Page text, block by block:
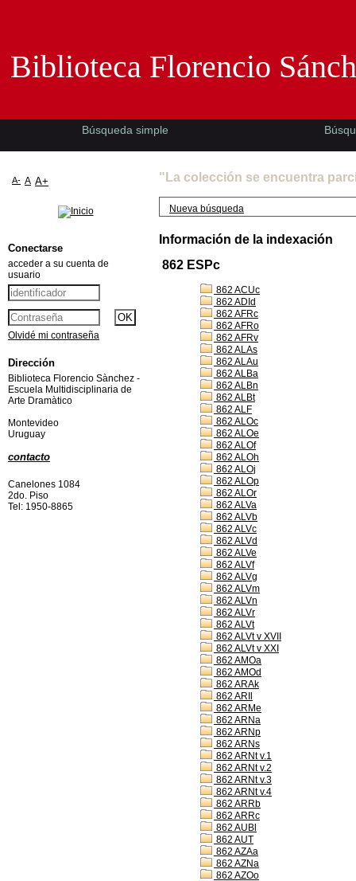
"La colección se encuentra
Nueva búsqueda
Información de la indexación
862 ESPc
862 ACUc
862 ADId
862 AFRc
862 AFRo
862 AFRv
862 ALAs
862 ALAu
862 ALBa
862 ALBn
862 ALBt
862 ALF
862 ALOc
862 ALOe
862 ALOf
862 ALOh
862 ALOj
862 ALOp
862 ALOr
862 ALVa
862 ALVb
862 ALVc
862 ALVd
862 ALVe
862 ALVf
862 ALVg
862 ALVm
862 ALVn
862 ALVr
862 ALVt
862 ALVt v XVII
862 ALVt v XXI
862 AMOa
862 AMOd
862 ARAk
862 ARIl
862 ARMe
862 ARNa
862 ARNp
862 ARNs
862 ARNt v.1
862 ARNt v.2
862 ARNt v.3
862 ARNt v.4
862 ARRb
862 ARRc
862 AUBl
862 AUT
862 AZAa
862 AZNa
862 AZOo
Biblioteca Florencio
Búsqueda simple
A- A A+
Conectarse
acceder a su cuenta de
usuario
Olvidé mi contraseña
Dirección
Biblioteca Florencio Sànchez -
Escuela Multidisciplinaria de
Arte Dramàtico
Montevideo
Uruguay
contacto
Canelones 1084
2do. Piso
Tel: 1950-8865